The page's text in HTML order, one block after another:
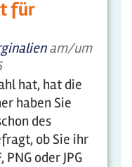
für
am/um
hat, hat die
haben Sie
des
ob Sie ihr
PNG oder JPG